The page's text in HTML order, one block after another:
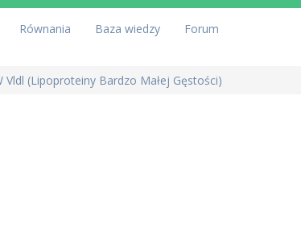
Równania Baza wiedzy Forum
Vldl (Lipoproteiny Bardzo Małej Gęstości)